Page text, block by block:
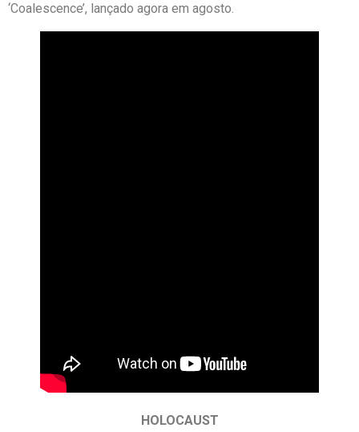
‘Coalescence’, lançado agora em agosto.
HOLOCAUST